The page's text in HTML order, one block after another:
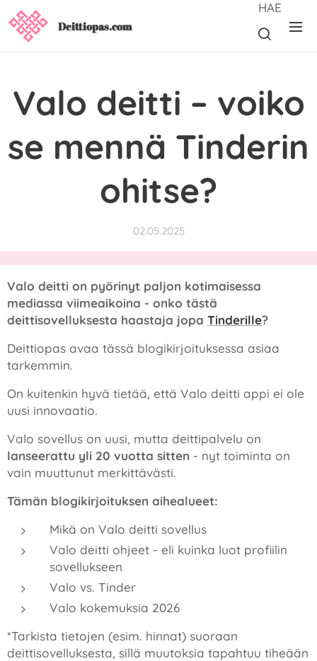
Deittiopas.com
HAE
Valo deitti – voiko
se mennä Tinderin
ohitse?
02.05.2025
Valo deitti on pyörinyt paljon kotimaisessa
mediassa viimeaikoina - onko tästä
deittisovelluksesta haastaja jopa Tinderille?
Deittiopas avaa tässä blogikirjoituksessa asiaa
tarkemmin.
On kuitenkin hyvä tietää, että Valo deitti appi ei ole
uusi innovaatio.
Valo sovellus on uusi, mutta deittipalvelu on
lanseerattu yli 20 vuotta sitten - nyt toiminta on
vain muuttunut merkittävästi.
Tämän blogikirjoituksen aihealueet:
Mikä on Valo deitti sovellus
Valo deitti ohjeet - eli kuinka luot profiilin
sovellukseen
Valo vs. Tinder
Valo kokemuksia 2026
*Tarkista tietojen (esim. hinnat) suoraan
deittisovelluksesta, sillä muutoksia tapahtuu tiheään